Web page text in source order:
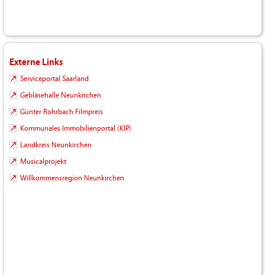
Externe Links
Serviceportal Saarland
Gebläsehalle Neunkirchen
Günter Rohrbach Filmpreis
Kommunales Immobilienportal (KIP)
Landkreis Neunkirchen
Musicalprojekt
Willkommensregion Neunkirchen